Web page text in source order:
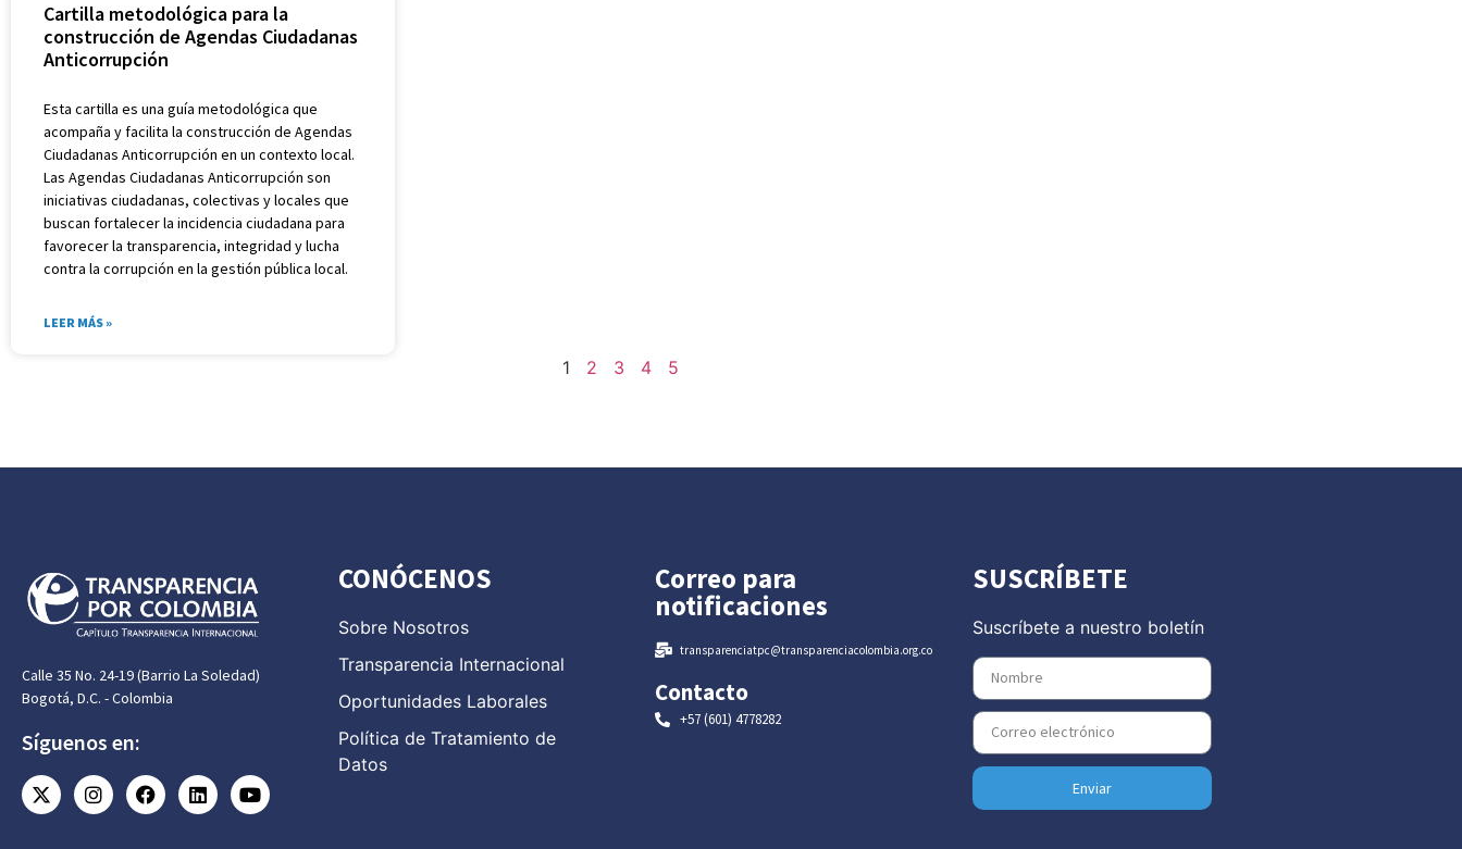
Cartilla metodológica para la
construcción de Agendas Ciudadanas
Anticorrupción
Esta cartilla es una guía metodológica que
acompaña y facilita la construcción de Agendas
Ciudadanas Anticorrupción en un contexto local.
Las Agendas Ciudadanas Anticorrupción son
iniciativas ciudadanas, colectivas y locales que
buscan fortalecer la incidencia ciudadana para
favorecer la transparencia, integridad y lucha
contra la corrupción en la gestión pública local.
LEER MÁS »
1 2 3 4 5
Calle 35 No. 24-19 (Barrio La Soledad)
Bogotá, D.C. - Colombia
Síguenos en:
CONÓCENOS
Sobre Nosotros
Transparencia Internacional
Oportunidades Laborales
Política de Tratamiento de
Datos
Correo para
notificaciones
transparenciatpc@transparenciacolombia.org.co
Contacto
+57 (601) 4778282
SUSCRÍBETE
Suscríbete a nuestro boletín
Enviar